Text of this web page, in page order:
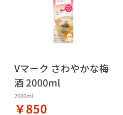
Vマーク さわやかな梅
酒 2000ml
2000ml
￥850